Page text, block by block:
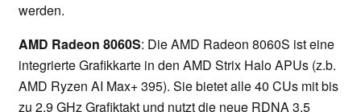
werden.
AMD Radeon 8060S: Die AMD Radeon 8060S ist eine
integrierte Grafikkarte in den AMD Strix Halo APUs (z.b.
AMD Ryzen AI Max+ 395). Sie bietet alle 40 CUs mit bis
zu 2,9 GHz Grafiktakt und nutzt die neue RDNA 3,5